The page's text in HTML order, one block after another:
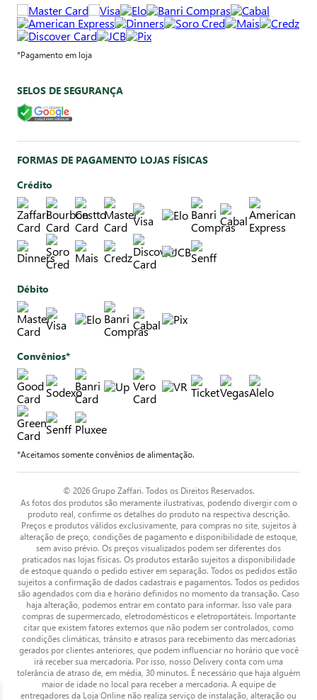
*Pagamento em loja
SELOS DE SEGURANÇA
FORMAS DE PAGAMENTO LOJAS FÍSICAS
Crédito
Débito
Convênios*
*Aceitamos somente convênios de alimentação.
© 2026 Grupo Zaffari. Todos os Direitos Reservados.
As fotos dos produtos são meramente ilustrativas, podendo divergir com o
produto real, confirme os detalhes do produto na respectiva descrição.
Preços e produtos válidos exclusivamente, para compras no site, sujeitos à
alteração de preço, condições de pagamento e disponibilidade de estoque,
sem aviso prévio. Os preços visualizados podem ser diferentes dos
praticados nas lojas físicas. Os produtos estarão sujeitos a disponibilidade
de estoque quando o pedido estiver em separação. Todos os pedidos estão
sujeitos a confirmação de dados cadastrais e pagamentos. Todos os pedidos
são agendados com dia e horário definidos no momento da transação. Caso
haja alteração, podemos entrar em contato para informar. Isso vale para
compras de supermercado, eletrodomésticos e eletroportáteis. Importante
citar que existem fatores externos que não podem ser controlados, como
condições climáticas, trânsito e atrasos para recebimento das mercadorias
gerados por clientes anteriores, que podem influenciar no horário que você
irá receber sua mercadoria. Por isso, nosso Delivery conta com uma
tolerância de atraso de, em média, 30 minutos. É necessário que haja alguém
maior de idade no local para receber a mercadoria. A equipe de
entregadores da Loja Online não realiza serviço de instalação, alteração ou